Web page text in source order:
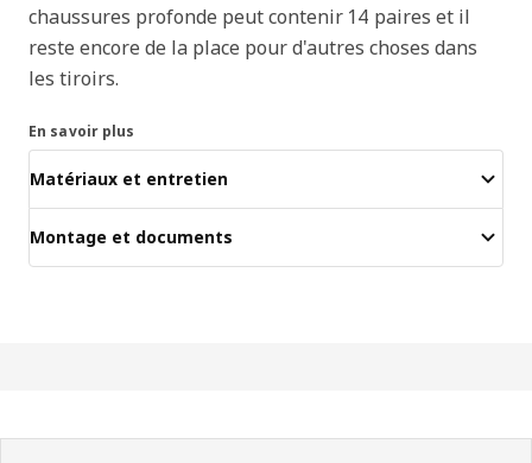
chaussures profonde peut contenir 14 paires et il
reste encore de la place pour d'autres choses dans
les tiroirs.
En savoir plus
Matériaux et entretien
Montage et documents